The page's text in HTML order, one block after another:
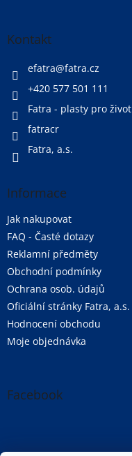
Kontakt
efatra@fatra.cz
+420 577 501 111
Fatra - plasty pro život
fatracr
Fatra, a.s.
Informace
Jak nakupovat
FAQ - Časté dotazy
Reklamní předměty
Obchodní podmínky
Ochrana osob. údajů
Oficiální stránky Fatra, a.s.
Hodnocení obchodu
Moje objednávka
Facebook